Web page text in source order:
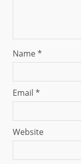
Name*
Email *
Website